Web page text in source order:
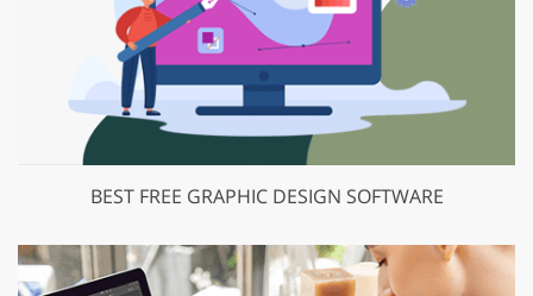
BEST FREE GRAPHIC DESIGN SOFTWARE